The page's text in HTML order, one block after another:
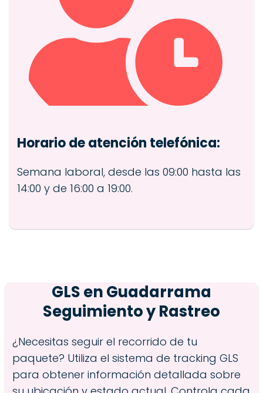
Horario de atención telefónica:
Semana laboral, desde las 09:00 hasta las
14:00 y de 16:00 a 19:00.
GLS enGuadarrama
Seguimiento y Rastreo
¿Necesitas seguir el recorrido de tu
paquete? Utiliza el sistema de tracking GLS
para obtener información detallada sobre